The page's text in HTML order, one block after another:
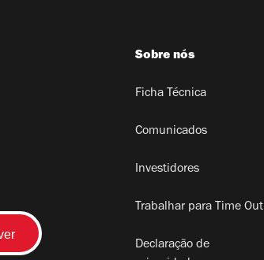
Sobre nós
Ficha Técnica
Comunicados
Investidores
Trabalhar para Time Out
Declaração de